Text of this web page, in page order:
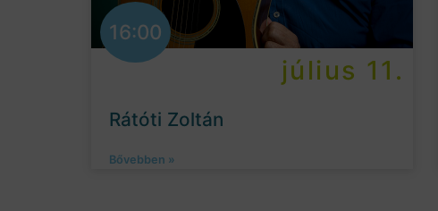
16:00
július 11.
Rátóti Zoltán
Bővebben »